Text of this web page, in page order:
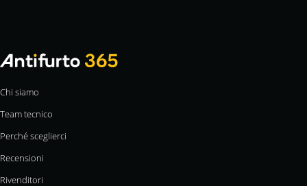
Chi siamo
Team tecnico
Perché sceglierci
Recensioni
Rivenditori